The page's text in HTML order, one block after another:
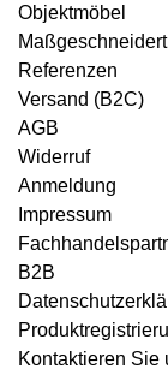
Objektmöbel
Maßgeschneidert
Referenzen
Versand (B2C)
AGB
Widerruf
Anmeldung
Impressum
B2B
Kontaktieren Sie